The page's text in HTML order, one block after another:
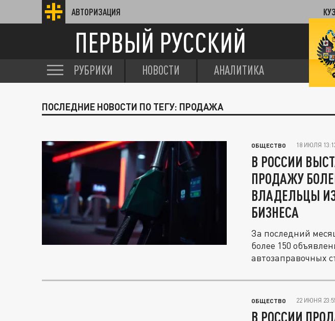
АВТОРИЗАЦИЯ
ПЕРВЫЙ РУССКИЙ
РУБРИКИ НОВОСТИ АНАЛИТИКА
ПОСЛЕДНИЕ НОВОСТИ ПО ТЕГУ: ПРОДАЖА
ОБЩЕСТВО 18 ИЮЛЯ
В РОССИИ
ПРОДАЖУ
ВЛАДЕЛЬЦЫ
БИЗНЕСА
За последний
более 150
автозаправочных
ОБЩЕСТВО 22 ИЮНЯ
В РОССИИ